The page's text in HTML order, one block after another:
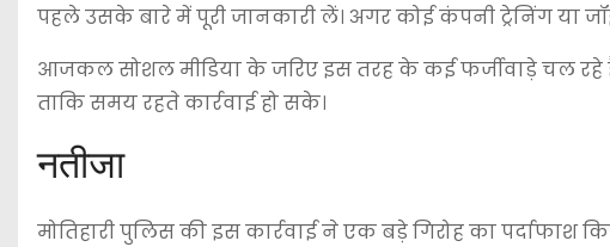
पहले उसके बारे में पूरी जानकारी लें। अगर कोई कंपनी ट्रेनिंग या
आजकल सोशल मीडिया के जरिए इस तरह के कई फर्जीवाड़े चल
ताकि समय रहते कार्रवाई हो सके।
नतीजा
मोतिहारी पुलिस की इस कार्रवाई ने एक बड़े गिरोह का